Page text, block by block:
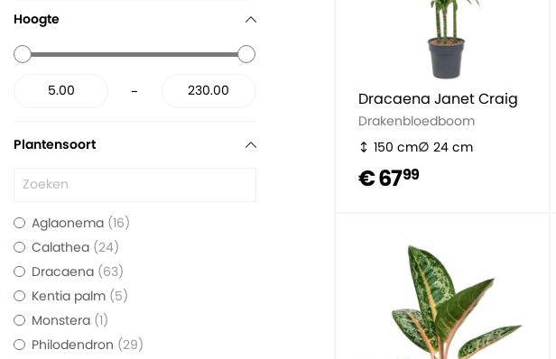
Dracaena Janet Craig
Drakenbloedboom
150 cm
24 cm
€ 6799
Hoogte
-
Plantensoort
Aglaonema 16
Calathea 24
Dracaena 63
Kentia palm 5
Monstera 1
Philodendron 29